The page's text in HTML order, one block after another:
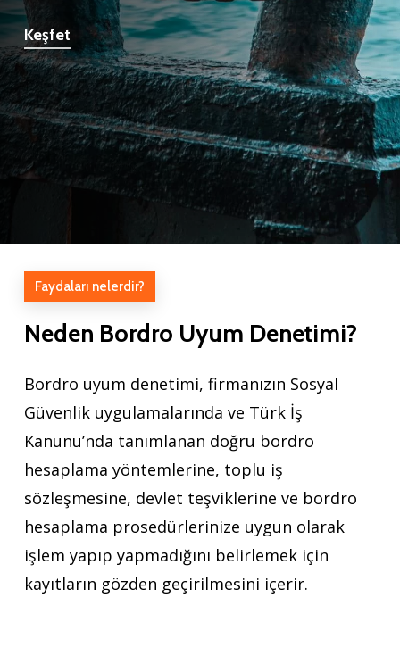
Keşfet
Faydaları nelerdir?
Neden Bordro Uyum Denetimi?
Bordro uyum denetimi, firmanızın Sosyal
Güvenlik uygulamalarında ve Türk İş
Kanunu’nda tanımlanan doğru bordro
hesaplama yöntemlerine, toplu iş
sözleşmesine, devlet teşviklerine ve bordro
hesaplama prosedürlerinize uygun olarak
işlem yapıp yapmadığını belirlemek için
kayıtların gözden geçirilmesini içerir.